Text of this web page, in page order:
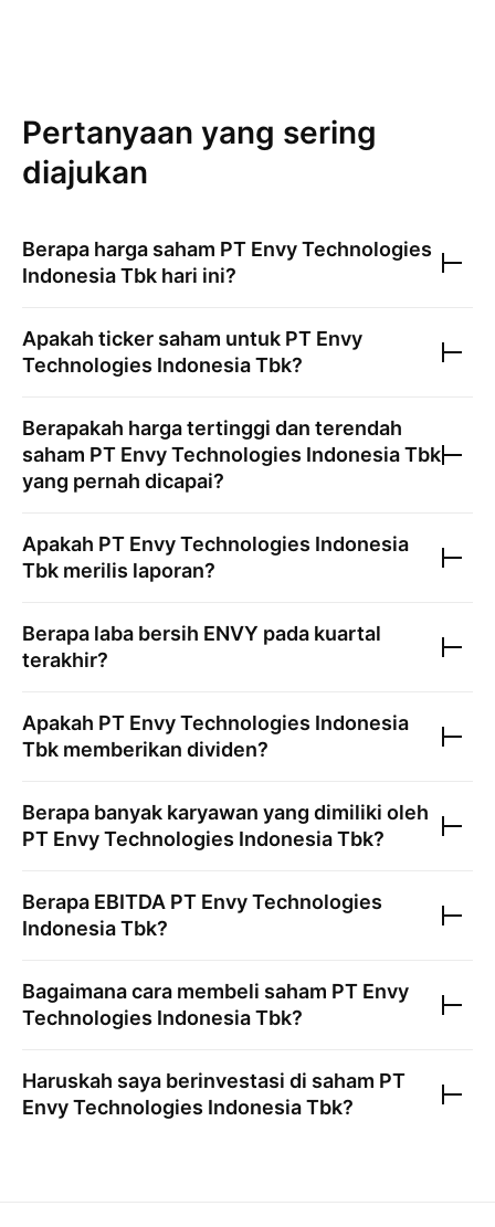
Pertanyaan yang sering
diajukan
Berapa harga saham PT Envy Technologies
Indonesia Tbk hari ini?
Apakah ticker saham untuk PT Envy
Technologies Indonesia Tbk?
Berapakah harga tertinggi dan terendah
saham PT Envy Technologies Indonesia Tbk
yang pernah dicapai?
Apakah PT Envy Technologies Indonesia
Tbk merilis laporan?
Berapa laba bersih ENVY pada kuartal
terakhir?
Apakah PT Envy Technologies Indonesia
Tbk memberikan dividen?
Berapa banyak karyawan yang dimiliki oleh
PT Envy Technologies Indonesia Tbk?
Berapa EBITDA PT Envy Technologies
Indonesia Tbk?
Bagaimana cara membeli saham PT Envy
Technologies Indonesia Tbk?
Haruskah saya berinvestasi di saham PT
Envy Technologies Indonesia Tbk?